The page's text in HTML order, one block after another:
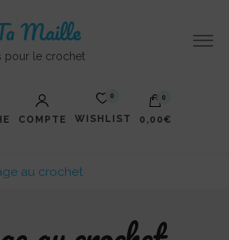
Maille
pour le crochet
COMPTE
0
WISHLIST
0
0,00€
panier est vide.
au crochet